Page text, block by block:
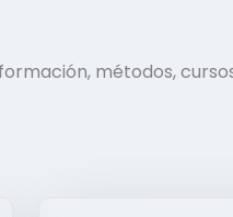
métodos,